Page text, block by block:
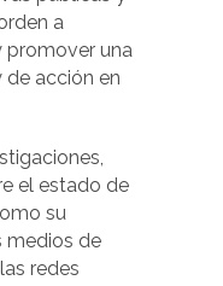
a
promover una
acción en
el estado de
su
medios de
redes